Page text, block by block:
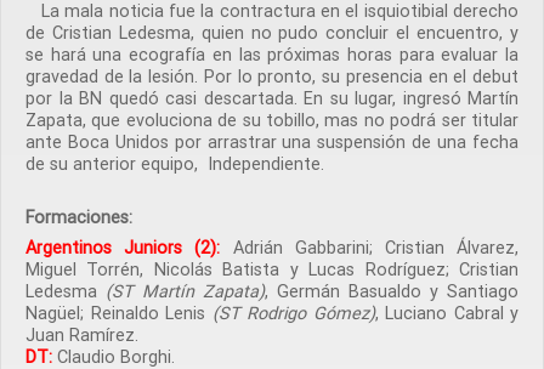
La mala noticia fue la contractura en el isquiotibial derecho
de Cristian Ledesma, quien no pudo concluir el encuentro, y
se hará una ecografía en las próximas horas para evaluar la
gravedad de la lesión. Por lo pronto, su presencia en el debut
por la BN quedó casi descartada. En su lugar, ingresó Martín
Zapata, que evoluciona de su tobillo, mas no podrá ser titular
ante Boca Unidos por arrastrar una suspensión de una fecha
de su anterior equipo, Independiente.
Formaciones:
Argentinos Juniors (2): Adrián Gabbarini; Cristian Álvarez,
Miguel Torrén, Nicolás Batista y Lucas Rodríguez; Cristian
Ledesma (ST Martín Zapata), Germán Basualdo y Santiago
Nagüel; Reinaldo Lenis (ST Rodrigo Gómez), Luciano Cabral y
Juan Ramírez.
DT: Claudio Borghi.